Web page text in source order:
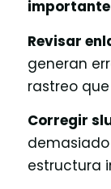
importante
Revisar
generan
rastreo
Corregir
estructura